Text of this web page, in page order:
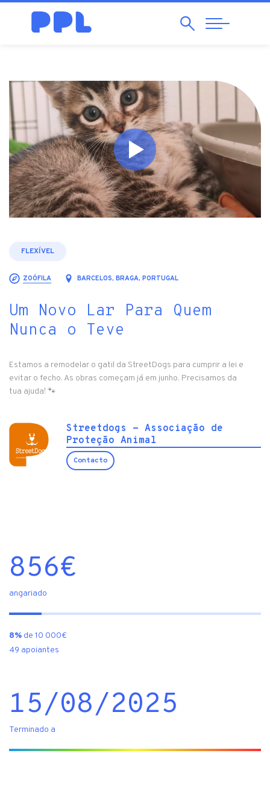
Pesquisar
Abrir
Navegação
FLEXÍVEL
ZOÓFILA BARCELOS, BRAGA, PORTUGAL
Um Novo Lar Para Quem
Nunca o Teve
Estamos a remodelar o gatil da StreetDogs para cumprir a lei e
evitar o fecho. As obras começam já em junho. Precisamos da
tua ajuda! 🐾
Streetdogs - Associação de
Proteção Animal
Contacto
856€
angariado
8% de 10 000€
49 apoiantes
15/08/2025
Terminado a